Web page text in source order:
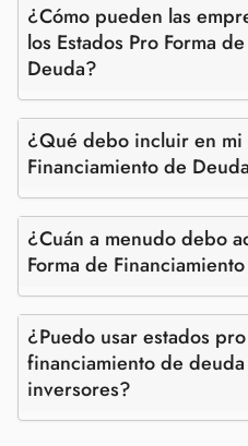
¿Cómo pueden las
los Estados Pro Forma
Deuda?
¿Qué debo incluir en mi
Financiamiento de
¿Cuán a menudo debo
Forma de
¿Puedo usar estados
financiamiento de
inversores?